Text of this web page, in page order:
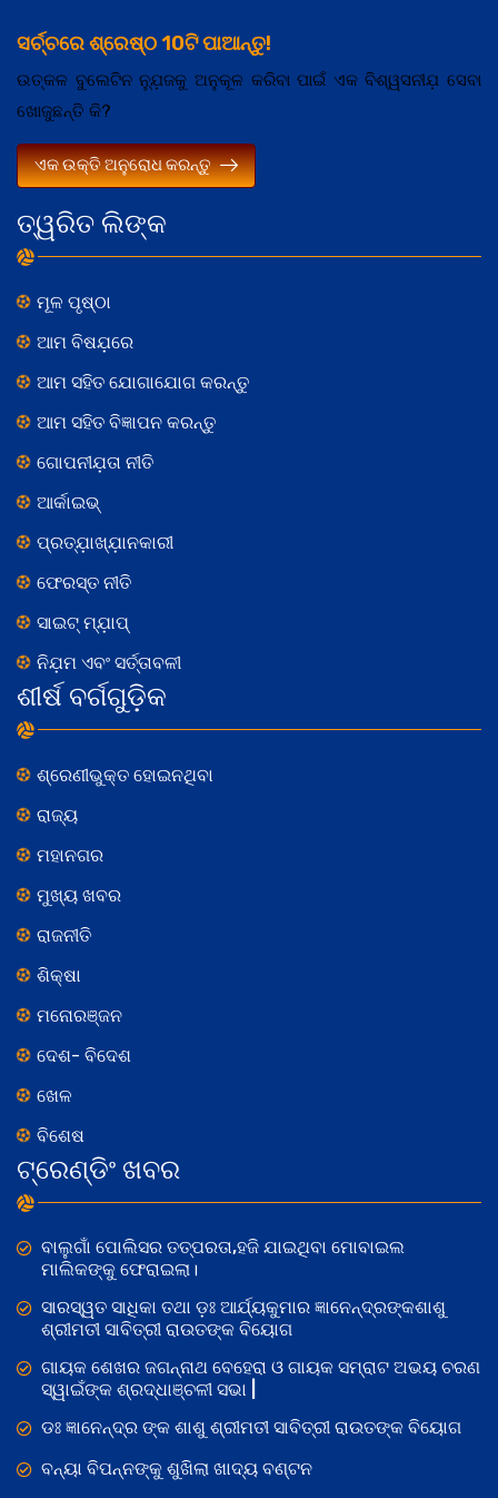
ତ୍ୱରିତ ଲିଙ୍କ
ମୂଳ ପୃଷ୍ଠା
ଆମ ବିଷଯ଼ରେ
ଆମ ସହିତ ଯୋଗାଯୋଗ କରନ୍ତୁ
ଆମ ସହିତ ବିଜ୍ଞାପନ କରନ୍ତୁ
ଗୋପନୀଯ଼ତା ନୀତି
ଆର୍କାଇଭ୍
ପ୍ରତ୍ଯ଼ାଖ୍ଯ଼ାନକାରୀ
ଫେରସ୍ତ ନୀତି
ସାଇଟ୍ ମ୍ଯ଼ାପ୍
ନିଯ଼ମ ଏବଂ ସର୍ତ୍ତାବଳୀ
ଶୀର୍ଷ ବର୍ଗଗୁଡ଼ିକ
ଶ୍ରେଣୀଭୁକ୍ତ ହୋଇନଥିବା
ରାଜ୍ୟ
ମହାନଗର
ମୁଖ୍ୟ ଖବର
ରାଜନୀତି
ଶିକ୍ଷା
ମନୋରଞ୍ଜନ
ଦେଶ- ବିଦେଶ
ଖେଳ
ବିଶେଷ
ଟ୍ରେଣ୍ଡିଂ ଖବର
ବାଲୁଗାଁ ପୋଲିସର ତତ୍‌ପରତା,ହଜି ଯାଇଥିବା ମୋବାଇଲ
ମାଲିକଙ୍କୁ ଫେରାଇଲା।
ସାରସ୍ୱତ ସାଧିକା ତଥା ଡ଼ଃ ଆର୍ଯ୍ୟକୁମାର ଜ୍ଞାନେନ୍ଦ୍ରଙ୍କଶାଶୁ
ଶ୍ରୀମତୀ ସାବିତ୍ରୀ ରାଉତଙ୍କ ବିୟୋଗ
ଗାୟକ ଶେଖର ଜଗନ୍ନାଥ ବେହେରା ଓ ଗାୟକ ସମ୍ରାଟ ଅଭୟ ଚରଣ
ସ୍ୱାଇଁଙ୍କ ଶ୍ରଦ୍ଧାଞ୍ଚଳୀ ସଭା |
ଡଃ ଜ୍ଞାନେନ୍ଦ୍ର ଙ୍କ ଶାଶୁ ଶ୍ରୀମତୀ ସାବିତ୍ରୀ ରାଉତଙ୍କ ବିୟୋଗ
ବନ୍ୟା ବିପନ୍ନଙ୍କୁ ଶୁଖିଲା ଖାଦ୍ୟ ବଣ୍ଟନ
ସର୍ଚ୍ଚରେ ଶ୍ରେଷ୍ଠ 10ଟି ପାଆନ୍ତୁ!
ଉତ୍କଳ ବୁଲେଟିନ ନ୍ଯ଼ୁଜକୁ ଅନୁକୂଳ କରିବା ପାଇଁ ଏକ ବିଶ୍ୱସନୀଯ଼ ସେବା
ଖୋଜୁଛନ୍ତି କି?
ଏକ ଉକ୍ତି ଅନୁରୋଧ କରନ୍ତୁ